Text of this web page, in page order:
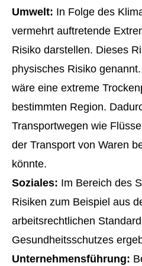
Umwelt: In Folge des
vermehrt auftretende
Risiko darstellen. Dieses
physisches Risiko
wäre eine extreme
bestimmten Region.
Transportwegen wie
der Transport von Waren
könnte.
Soziales: Im Bereich des
Risiken zum Beispiel aus
arbeitsrechtlichen
Gesundheitsschutzes
Unternehmensführung: